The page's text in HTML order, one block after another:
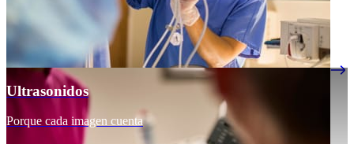
Ultrasonidos
Porque cada imagen cuenta